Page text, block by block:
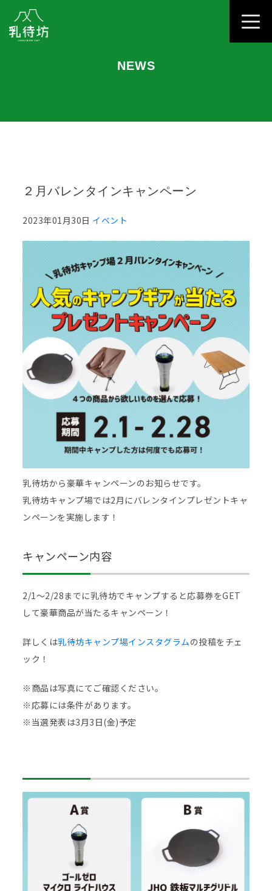
NEWS
２月バレンタインキャンペーン
2023年01月30日 イベント
乳待坊から豪華キャンペーンのお知らせです。
乳待坊キャンプ場では2月にバレンタインプレゼントキャ
ンペーンを実施します！
キャンペーン内容
2/1〜2/28までに乳待坊でキャンプすると応募券をGET
して豪華商品が当たるキャンペーン！
詳しくは乳待坊キャンプ場インスタグラムの投稿をチェ
ック！
※商品は写真にてご確認ください。
※応募には条件があります。
※当選発表は3月3日(金)予定